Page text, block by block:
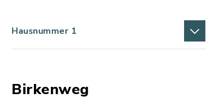
Hausnummer 1
Birkenweg